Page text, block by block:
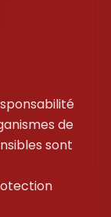
de
sont